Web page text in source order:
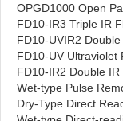
OPGD1000 Open
FD10-IR3 Triple IR
FD10-UVIR2
FD10-UV Ultraviolet
FD10-IR2 Double
Wet-type Pulse
Dry-Type Direct